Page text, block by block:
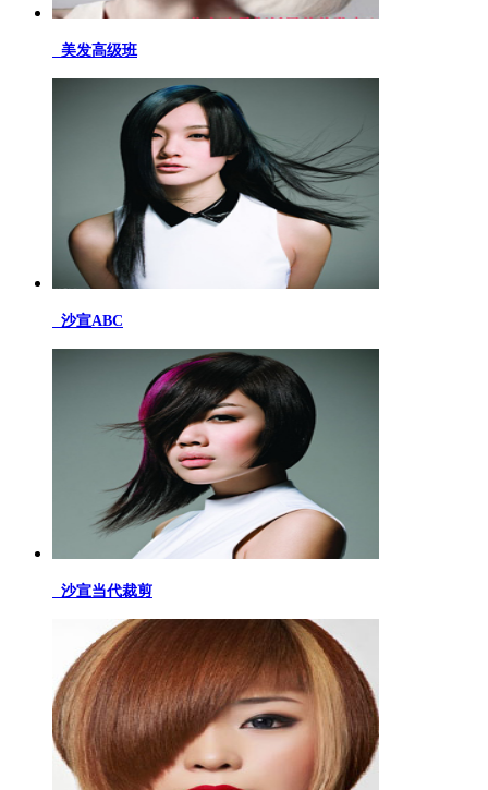
美发高级班
沙宣ABC
沙宣当代裁剪